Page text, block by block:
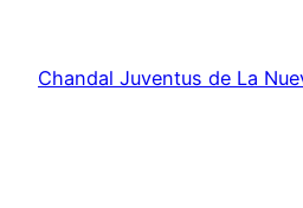
contenido
Chandal Juventus de La